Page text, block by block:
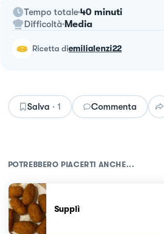
Tempo totale 40 minuti
Difficoltà Media
ricetta diemilialenzi22
Salva · 1 Commenta
POTREBBERO PIACERTI ANCHE...
Supplì